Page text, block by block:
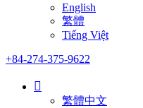
English
繁體
Tiếng Việt
+84-274-375-9622
繁體中文